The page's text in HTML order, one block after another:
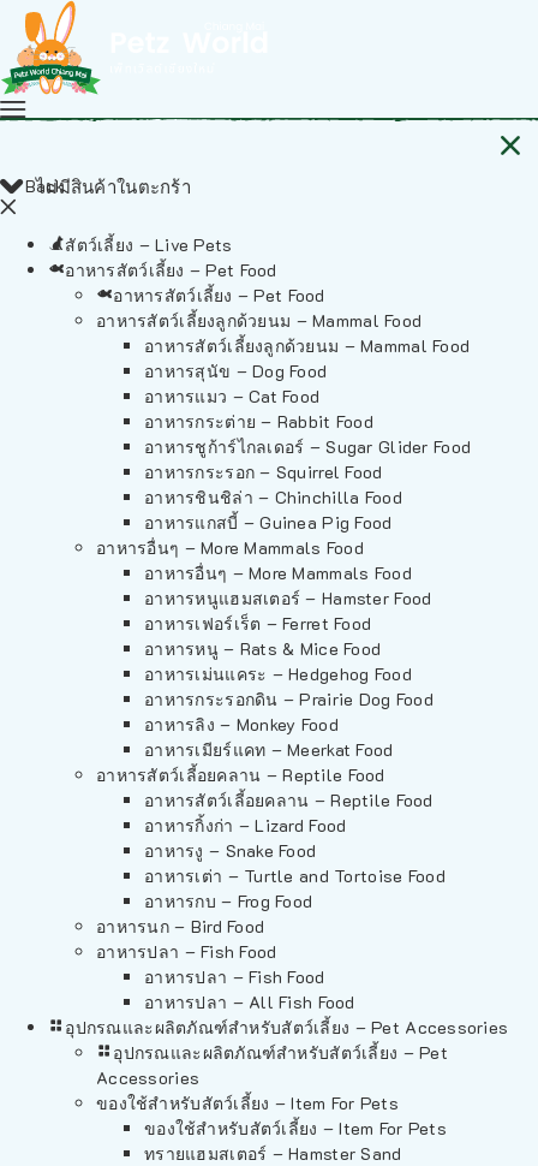
ไม่มีสินค้าในตะกร้า
Back
สัตว์เลี้ยง – Live Pets
อาหารสัตว์เลี้ยง – Pet Food
อาหารสัตว์เลี้ยง – Pet Food
อาหารสัตว์เลี้ยงลูกด้วยนม – Mammal Food
อาหารสัตว์เลี้ยงลูกด้วยนม – Mammal Food
อาหารสุนัข – Dog Food
อาหารแมว – Cat Food
อาหารกระต่าย – Rabbit Food
อาหารชูก้าร์ไกลเดอร์ – Sugar Glider Food
อาหารกระรอก – Squirrel Food
อาหารชินชิล่า – Chinchilla Food
อาหารแกสบี้ – Guinea Pig Food
อาหารอื่นๆ – More Mammals Food
อาหารอื่นๆ – More Mammals Food
อาหารหนูแฮมสเตอร์ – Hamster Food
อาหารเฟอร์เร็ต – Ferret Food
อาหารหนู – Rats & Mice Food
อาหารเม่นแคระ – Hedgehog Food
อาหารกระรอกดิน – Prairie Dog Food
อาหารลิง – Monkey Food
อาหารเมียร์แคท – Meerkat Food
อาหารสัตว์เลี้อยคลาน – Reptile Food
อาหารสัตว์เลี้อยคลาน – Reptile Food
อาหารกิ้งก่า – Lizard Food
อาหารงู – Snake Food
อาหารเต่า – Turtle and Tortoise Food
อาหารกบ – Frog Food
อาหารนก – Bird Food
อาหารปลา – Fish Food
อาหารปลา – Fish Food
อาหารปลา – All Fish Food
อุปกรณและผลิตภัณฑ์สำหรับสัตว์เลี้ยง – Pet Accessories
อุปกรณและผลิตภัณฑ์สำหรับสัตว์เลี้ยง – Pet
Accessories
ของใช้สำหรับสัตว์เลี้ยง – Item For Pets
ของใช้สำหรับสัตว์เลี้ยง – Item For Pets
ทรายแฮมสเตอร์ – Hamster Sand